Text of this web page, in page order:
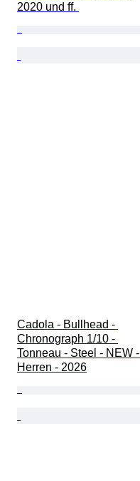
2020 und ff.
Cadola - Bullhead -
Chronograph 1/10 -
Tonneau - Steel - NEW -
Herren - 2026